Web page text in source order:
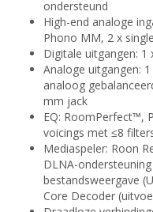
ondersteund
High-end analoge
Phono MM, 2 x
Digitale uitgangen: 1
Analoge uitgangen:
analoog
mm jack
EQ: RoomPerfect™,
voicings met ≤8
Mediaspeler: Roon
DLNA-
bestandsweergave
Core Decoder